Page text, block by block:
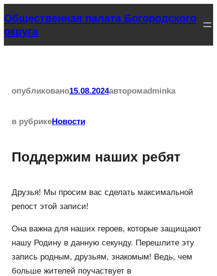
к
содержимому
Общественная палата Богородского
округа
опубликовано15.08.2024авторомadminka
в рубрикеНовости
Поддержим наших ребят
Друзья! Мы просим вас сделать максимальной
репост этой записи!
Она важна для наших героев, которые защищают
нашу Родину в данную секунду. Перешлите эту
запись родным, друзьям, знакомым! Ведь, чем
больше жителей поучаствует в